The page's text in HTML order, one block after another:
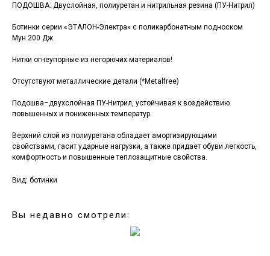
ПОДОШВА: Двуслойная, полиуретан и нитрильная резина (ПУ-Нитрил)
Ботинки серии «ЭТАЛОН-Электра» с поликарбонатным подноском
Мун 200 Дж.
Нитки огнеупорные из негорючих материалов!
Отсутствуют металлические детали (*Metalfree)
Подошва–двухслойная ПУ-Нитрил, устойчивая к воздействию
повышенных и пониженных температур.
Верхний слой из полиуретана обладает амортизирующими
свойствами, гасит ударные нагрузки, а также придает обуви легкость,
комфортность и повышенные теплозащитные свойства.
Вид: ботинки
Вы недавно смотрели: